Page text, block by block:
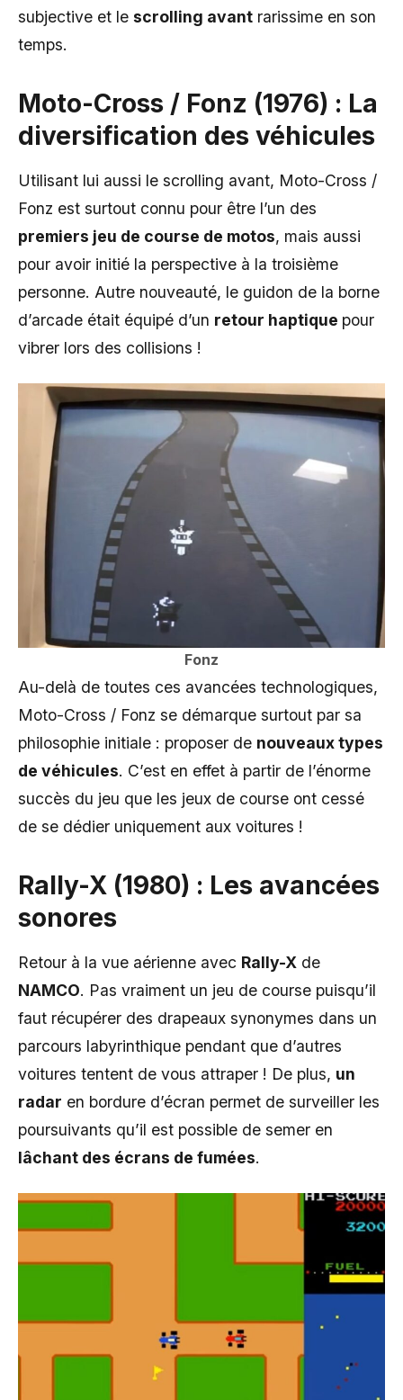
subjective et le scrolling avant rarissime en son
temps.
Moto-Cross / Fonz (1976) : La
diversification des véhicules
Utilisant lui aussi le scrolling avant, Moto-Cross /
Fonz est surtout connu pour être l’un des
premiers jeu de course de motos, mais aussi
pour avoir initié la perspective à la troisième
personne. Autre nouveauté, le guidon de la borne
d’arcade était équipé d’un retour haptique pour
vibrer lors des collisions !
Fonz
Au-delà de toutes ces avancées technologiques,
Moto-Cross / Fonz se démarque surtout par sa
philosophie initiale : proposer de nouveaux types
de véhicules. C’est en effet à partir de l’énorme
succès du jeu que les jeux de course ont cessé
de se dédier uniquement aux voitures !
Rally-X (1980) : Les avancées
sonores
Retour à la vue aérienne avec Rally-X de
NAMCO. Pas vraiment un jeu de course puisqu’il
faut récupérer des drapeaux synonymes dans un
parcours labyrinthique pendant que d’autres
voitures tentent de vous attraper ! De plus, un
radar en bordure d’écran permet de surveiller les
poursuivants qu’il est possible de semer en
lâchant des écrans de fumées.